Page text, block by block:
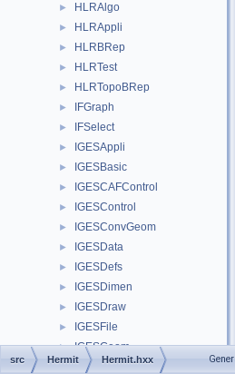
► HLRAlgo
► HLRAppli
► HLRBRep
► HLRTest
► HLRTopoBRep
► IFGraph
► IFSelect
► IGESAppli
► IGESBasic
► IGESCAFControl
► IGESControl
► IGESConvGeom
► IGESData
► IGESDefs
► IGESDimen
► IGESDraw
► IGESFile
► IGESGeom
► IGESGraph
src Hermit Hermit.hxx